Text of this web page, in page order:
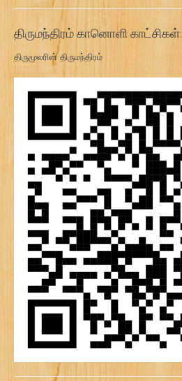
திருமந்திரம் கானொளி காட்சிகள்:
திருமூலரின் திருமந்திரம்